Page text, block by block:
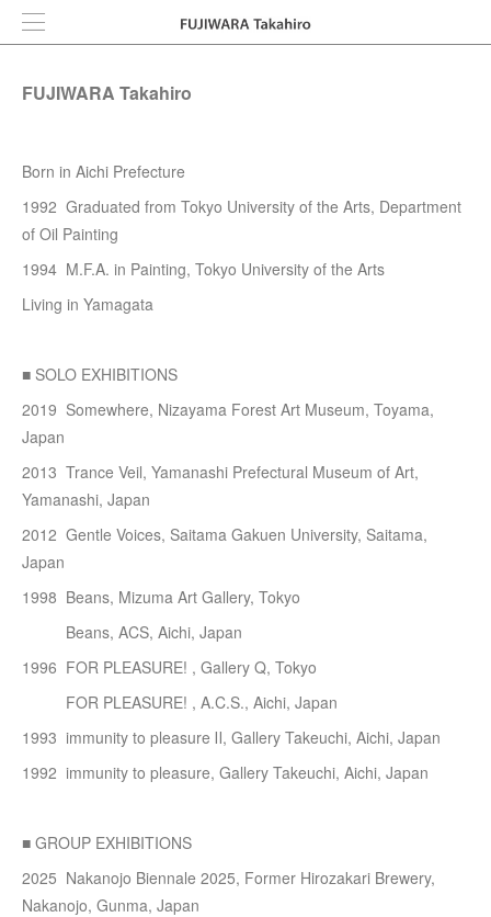
FUJIWARA Takahiro
Born in Aichi Prefecture
1992 Graduated from Tokyo University of the Arts, Department
of Oil Painting
1994 M.F.A. in Painting, Tokyo University of the Arts
Living in Yamagata
■ SOLO EXHIBITIONS
2019 Somewhere, Nizayama Forest Art Museum, Toyama,
Japan
2013 Trance Veil, Yamanashi Prefectural Museum of Art,
Yamanashi, Japan
2012 Gentle Voices, Saitama Gakuen University, Saitama,
Japan
1998 Beans, Mizuma Art Gallery, Tokyo
Beans, ACS, Aichi, Japan
1996 FOR PLEASURE! , Gallery Q, Tokyo
FOR PLEASURE! , A.C.S., Aichi, Japan
1993 immunity to pleasure Ⅱ, Gallery Takeuchi, Aichi, Japan
1992 immunity to pleasure, Gallery Takeuchi, Aichi, Japan
■ GROUP EXHIBITIONS
2025 Nakanojo Biennale 2025, Former Hirozakari Brewery,
Nakanojo, Gunma, Japan